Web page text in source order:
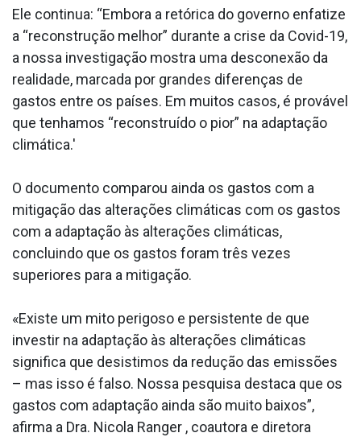
Ele continua: “Embora a retórica do governo enfatize
a “reconstrução melhor” durante a crise da Covid-19,
a nossa investigação mostra uma desconexão da
realidade, marcada por grandes diferenças de
gastos entre os países. Em muitos casos, é provável
que tenhamos “reconstruído o pior” na adaptação
climática.'
O documento comparou ainda os gastos com a
mitigação das alterações climáticas com os gastos
com a adaptação às alterações climáticas,
concluindo que os gastos foram três vezes
superiores para a mitigação.
«Existe um mito perigoso e persistente de que
investir na adaptação às alterações climáticas
significa que desistimos da redução das emissões
– mas isso é falso. Nossa pesquisa destaca que os
gastos com adaptação ainda são muito baixos”,
afirma a Dra. Nicola Ranger , coautora e diretora